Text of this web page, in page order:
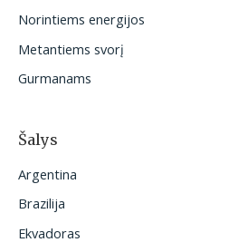
:
Norintiems energijos
Metantiems svorį
Gurmanams
Šalys
Argentina
Brazilija
Ekvadoras